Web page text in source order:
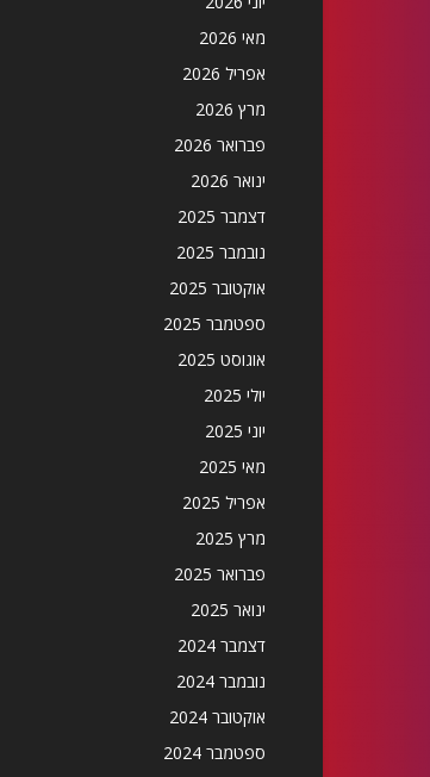
מאי 2026
אפריל 2026
מרץ 2026
פברואר 2026
ינואר 2026
דצמבר 2025
נובמבר 2025
אוקטובר 2025
ספטמבר 2025
אוגוסט 2025
יולי 2025
יוני 2025
מאי 2025
אפריל 2025
מרץ 2025
פברואר 2025
ינואר 2025
דצמבר 2024
נובמבר 2024
אוקטובר 2024
ספטמבר 2024